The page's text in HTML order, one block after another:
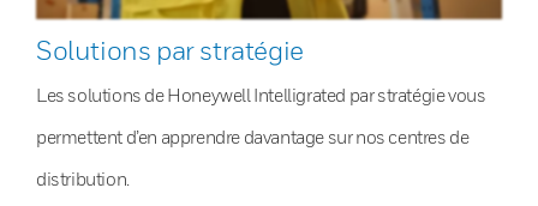
Solutions par stratégie
Les solutions de Honeywell Intelligrated par stratégie vous
permettent d’en apprendre davantage sur nos centres de
distribution.